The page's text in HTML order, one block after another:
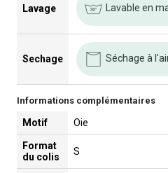
Lavage Lavable en
Sechage Séchage à
Informations complémentaires
Motif Oie
Format
du colis
S